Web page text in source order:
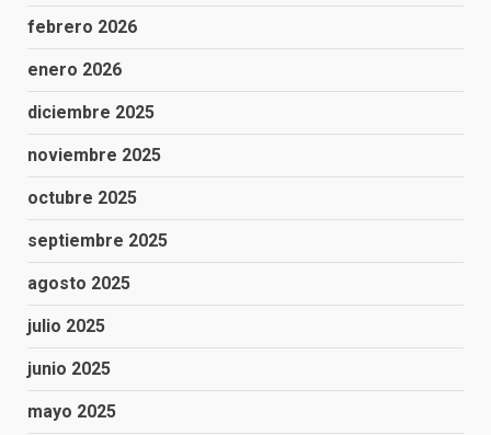
febrero 2026
enero 2026
diciembre 2025
noviembre 2025
octubre 2025
septiembre 2025
agosto 2025
julio 2025
junio 2025
mayo 2025